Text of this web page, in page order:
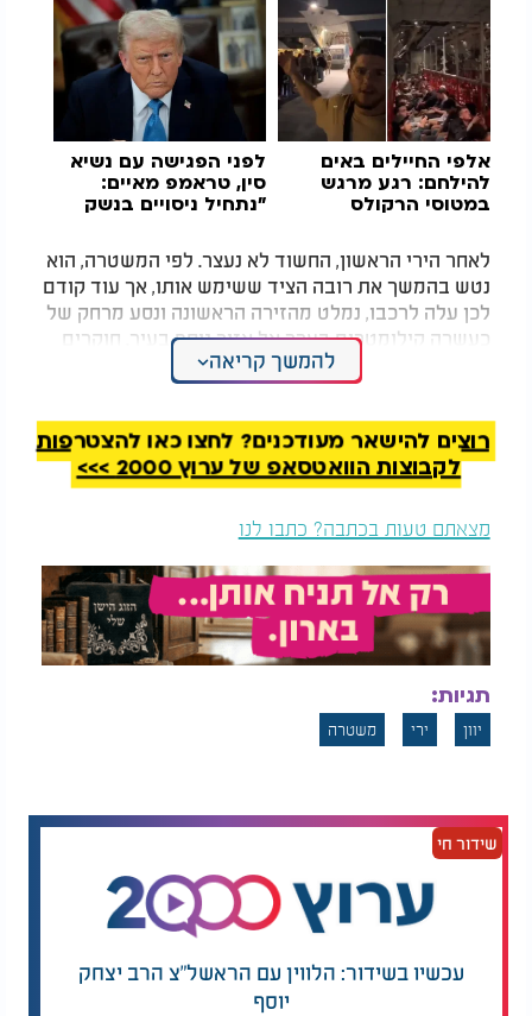
אלפי החיילים באים
להילחם: רגע מרגש
במטוסי הרקולס
לפני הפגישה עם נשיא
סין, טראמפ מאיים:
"נתחיל ניסויים בנשק
לאחר הירי הראשון, החשוד לא נעצר. לפי המשטרה, הוא
נטש בהמשך את רובה הציד ששימש אותו, אך עוד קודם
לכן עלה לרכבו, נמלט מהזירה הראשונה ונסע מרחק של
כעשרה קילומטרים בערך אל אזור נוסף בעיר. חוקרים
מנסים להבין כיצד הצליח לנוע כך בחופשיות בעיר, בזמן
שכוחות גדולים כבר החלו בפריסת כוחות וסגירת
רחובות.
היעד הבא היה רחוב לוקראוס, סמוך למתחם בית
המשפט של הערכאה הראשונה באתונה. גם שם נפתחה
אש, ולפי ההערכות המצטברות בשלב זה, סך כל
הפצועים משתי הזירות עומד על ארבעה בני אדם
לפחות, במצב שאינו נמסר בפירוט. הדיווחים בתקשורת
המקומית מתארים את מסע הירי כולו כאירוע "חריג ולא
שגרתי", בעיקר בשל גילו המבוגר מאוד של החשוד
והאופן שבו הצליח להתחמק מהמשטרה שוב ושוב.
במשטרת אתונה הוכרזה כוננות מוגברת, וכוחות
משטרה רבים פרוסים כעת ברחבי העיר בניסיון לאתר
את החשוד שנעלם לאחר שנטש את הנשק שבו
והעבודה שבהם הוא מוכר כאספן גרוטאות. בשלב זה,
המניע למסע הירי אינו ברור, וחוקרי המשטרה מנסים
לגבש תמונה מלאה של השתלשלות האירועים ושל
הקשר, אם קיים, בין שתי הזירות.
להמשך קריאה
רוצים להישאר מעודכנים? לחצו כאן להצטרפות
לקבוצות הוואטסאפ של ערוץ 2000 >>>
מצאתם טעות בכתבה? כתבו לנו
תגיות:
יוון ירי משטרה
שידור חי
עכשיו בשידור: הלווין עם הראשל"צ הרב יצחק
יוסף